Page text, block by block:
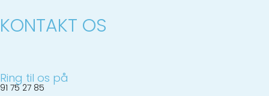
KONTAKT OS
Ring til os på
91 75 27 85